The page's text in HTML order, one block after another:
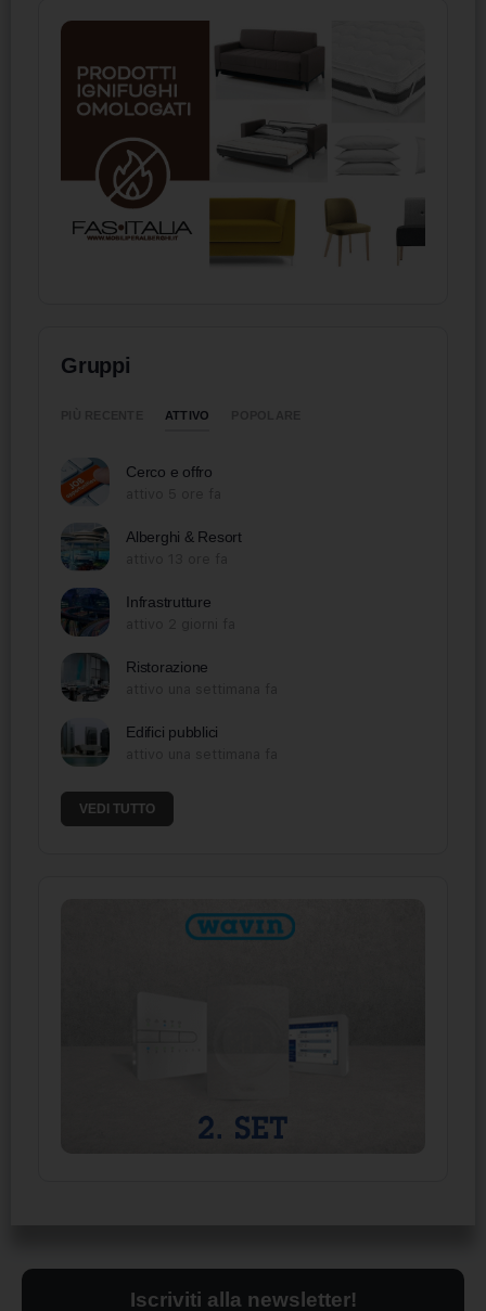
Gruppi
ATTIVO
Cerco e offro
Alberghi & Resort
Infrastrutture
Ristorazione
Edifici pubblici
VEDI TUTTO
Iscriviti alla newsletter!